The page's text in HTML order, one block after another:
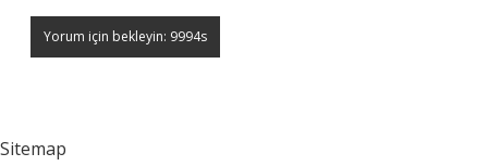
Sitemap